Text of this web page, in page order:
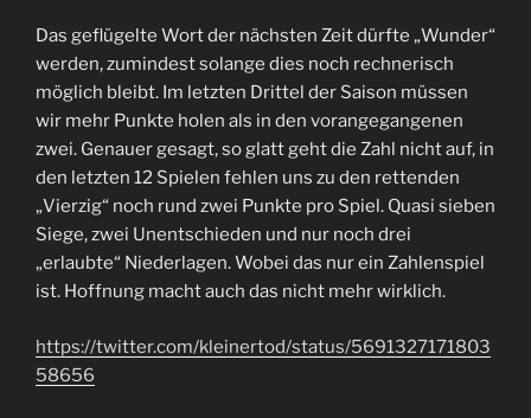
Das geflügelte Wort der nächsten Zeit dürfte „Wunder“
werden, zumindest solange dies noch rechnerisch
möglich bleibt. Im letzten Drittel der Saison müssen
wir mehr Punkte holen als in den vorangegangenen
zwei. Genauer gesagt, so glatt geht die Zahl nicht auf, in
den letzten 12 Spielen fehlen uns zu den rettenden
„Vierzig“ noch rund zwei Punkte pro Spiel. Quasi sieben
Siege, zwei Unentschieden und nur noch drei
„erlaubte“ Niederlagen. Wobei das nur ein Zahlenspiel
ist. Hoffnung macht auch das nicht mehr wirklich.
https://twitter.com/kleinertod/status/5691327171803
58656